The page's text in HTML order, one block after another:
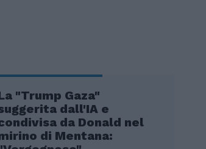
"Trump Gaza"
dall'IA e
da Donald nel
di Mentana: